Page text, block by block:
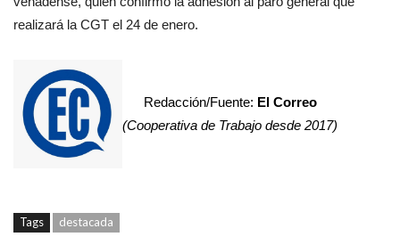
realizará la CGT el 24 de enero.
Redacción/Fuente: El Correo
(Cooperativa de Trabajo desde 2017)
Tags destacada